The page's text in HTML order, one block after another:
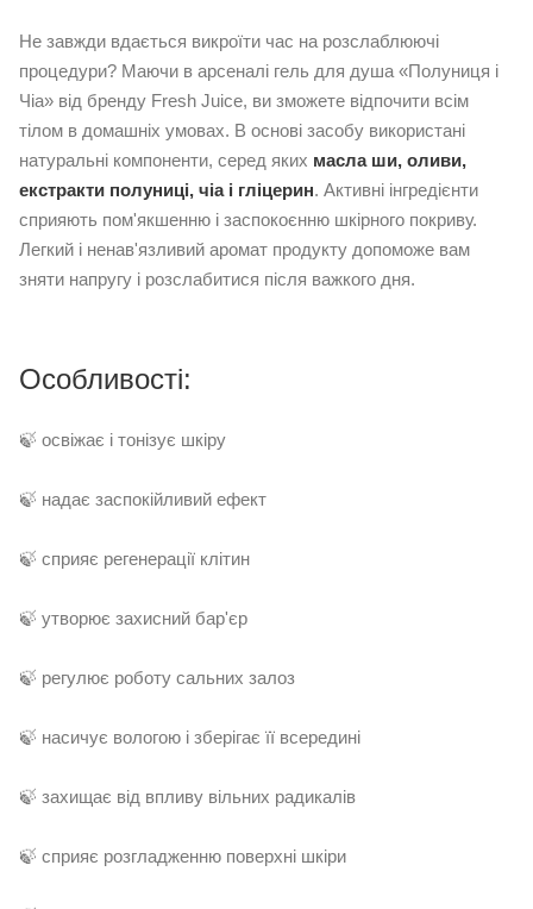
Не завжди вдається викроїти час на розслаблюючі
процедури? Маючи в арсеналі гель для душа «Полуниця і
Чіа» від бренду Fresh Juice, ви зможете відпочити всім
тілом в домашніх умовах. В основі засобу використані
натуральні компоненти, серед яких масла ши, оливи,
екстракти полуниці, чіа і гліцерин. Активні інгредієнти
сприяють пом'якшенню і заспокоєнню шкірного покриву.
Легкий і ненав'язливий аромат продукту допоможе вам
зняти напругу і розслабитися після важкого дня.
Особливості:
🍃 освіжає і тонізує шкіру
🍃 надає заспокійливий ефект
🍃 сприяє регенерації клітин
🍃 утворює захисний бар'єр
🍃 регулює роботу сальних залоз
🍃 насичує вологою і зберігає її всередині
🍃 захищає від впливу вільних радикалів
🍃 сприяє розгладженню поверхні шкіри